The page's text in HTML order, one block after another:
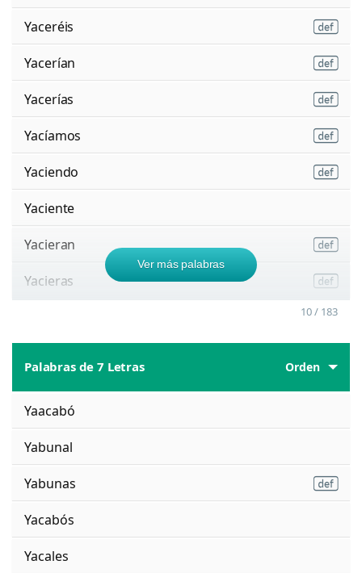
Yaceréis
Yacerían
Yacerías
Yacíamos
Yaciendo
Yaciente
Yacieran
Yacieras
Ver más palabras
10 / 183
Palabras de 7 Letras Orden
Yaacabó
Yabunal
Yabunas
Yacabós
Yacales